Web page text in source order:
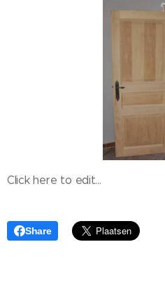
Click here to edit...
Share